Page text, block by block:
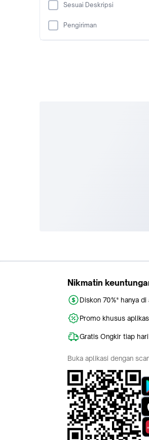
Sesuai Deskripsi
Pengiriman
Tokopedia
About Us
Tokopedia Salam
Bridestory
Parentstory
Tokopedia Dictionary
Tokopedia Apps